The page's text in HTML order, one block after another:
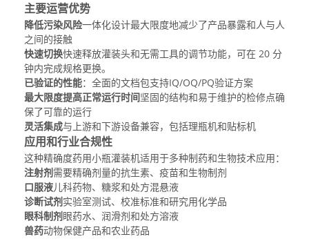
主要运营优势
降低污染风险一体化设计最大限度地减少了产品暴露和人与人
之间的接触
快速切换快速释放灌装头和无需工具的调节功能，可在 20 分
钟内完成规格更换。
已验证的性能：全面的文档包支持IQ/OQ/PQ验证方案
最大限度提高正常运行时间坚固的结构和易于维护的检修点确
保了可靠的运行
灵活集成与上游和下游设备兼容，包括理瓶机和贴标机
应用和行业合规性
这种精确度药用小瓶灌装机适用于多种制药和生物技术应用：
注射剂需要精确剂量的抗生素、疫苗和生物制剂
口服液儿科药物、糖浆和处方混悬液
诊断试剂实验室测试、校准标准和研究用化学品
眼科制剂眼药水、润滑剂和处方溶液
兽药动物保健产品和农业药品